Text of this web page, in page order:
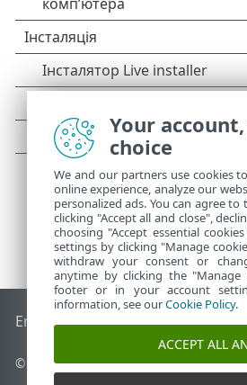
End of LifeБаза знань ESETФорум
© 1992 - 2025 ESET, spol. s r.o. - Усі
Your
choice
We and our partners use cookies
online experience, analyze our
personalized ads. You can agree
clicking "Accept all and close",
choosing "Accept essential
settings by clicking "Manage
withdraw your consent or
anytime by clicking the
footer or in your account
information, see ourCookie Policy.
ACCEPT ALL